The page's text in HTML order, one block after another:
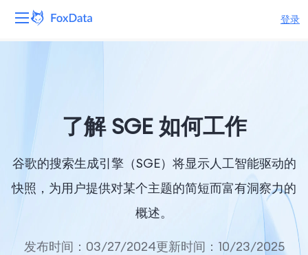
登录
解决方案
资源
了解 SGE 如何工作
谷歌的搜索生成引擎（SGE）将显示人工智能驱动的
快照，为用户提供对某个主题的简短而富有洞察力的
概述。
发布时间：03/27/2024更新时间：10/23/2025